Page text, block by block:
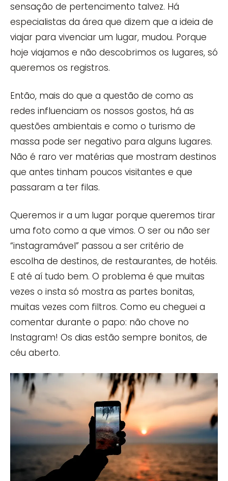
sensação de pertencimento talvez. Há
especialistas da área que dizem que a ideia de
viajar para vivenciar um lugar, mudou. Porque
hoje viajamos e não descobrimos os lugares, só
queremos os registros.
Então, mais do que a questão de como as
redes influenciam os nossos gostos, há as
questões ambientais e como o turismo de
massa pode ser negativo para alguns lugares.
Não é raro ver matérias que mostram destinos
que antes tinham poucos visitantes e que
passaram a ter filas.
Queremos ir a um lugar porque queremos tirar
uma foto como a que vimos. O ser ou não ser
“instagramável” passou a ser critério de
escolha de destinos, de restaurantes, de hotéis.
E até aí tudo bem. O problema é que muitas
vezes o insta só mostra as partes bonitas,
muitas vezes com filtros. Como eu cheguei a
comentar durante o papo: não chove no
Instagram! Os dias estão sempre bonitos, de
céu aberto.